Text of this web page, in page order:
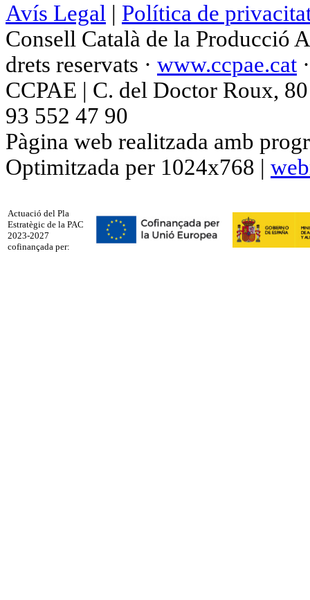
Avís Legal | Política de
Consell Català de la Producció
drets reservats · www.ccpae.cat
CCPAE | C. del Doctor Roux,
93 552 47 90
Pàgina web realitzada amb
Optimitzada per 1024x768 |
Actuació del Pla
Estratègic de la PAC
2023-2027
cofinançada per: